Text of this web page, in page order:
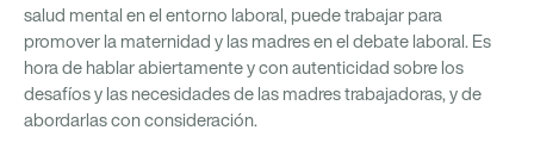
salud mental en el entorno laboral, puede trabajar para
promover la maternidad y las madres en el debate laboral. Es
hora de hablar abiertamente y con autenticidad sobre los
desafíos y las necesidades de las madres trabajadoras, y de
abordarlas con consideración.